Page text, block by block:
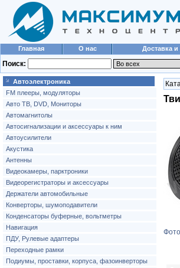
Главная О нас Доставка и
Поиск:
Автоэлектроника
FM плееры, модуляторы
Авто ТВ, DVD, Мониторы
Автомагнитолы
Автосигнализации и аксессуары к ним
Автоусилители
Акустика
Антенны
Видеокамеры, парктроники
Видеорегистраторы и аксессуары
Держатели автомобильные
Конверторы, шумоподавители
Конденсаторы буферные, вольтметры
Навигация
ПДУ, Рулевые адаптеры
Переходные рамки
Подиумы, проставки, корпуса, фазоинверторы